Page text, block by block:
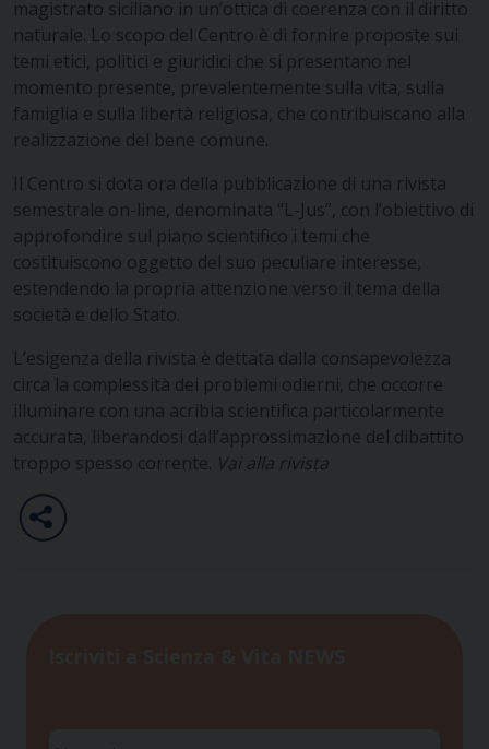
magistrato siciliano in un’ottica di coerenza con il diritto
naturale. Lo scopo del Centro è di fornire proposte sui
temi etici, politici e giuridici che si presentano nel
momento presente, prevalentemente sulla vita, sulla
famiglia e sulla libertà religiosa, che contribuiscano alla
realizzazione del bene comune.
Il Centro si dota ora della pubblicazione di una rivista
semestrale on-line, denominata “L-Jus”, con l’obiettivo di
approfondire sul piano scientifico i temi che
costituiscono oggetto del suo peculiare interesse,
estendendo la propria attenzione verso il tema della
società e dello Stato.
L’esigenza della rivista è dettata dalla consapevolezza
circa la complessità dei problemi odierni, che occorre
illuminare con una acribia scientifica particolarmente
accurata, liberandosi dall’approssimazione del dibattito
troppo spesso corrente. Vai alla rivista